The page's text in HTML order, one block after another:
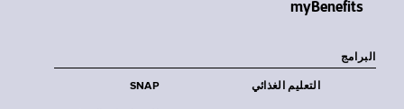
myBenefits
البرامج
SNAP التعليم الغذائي